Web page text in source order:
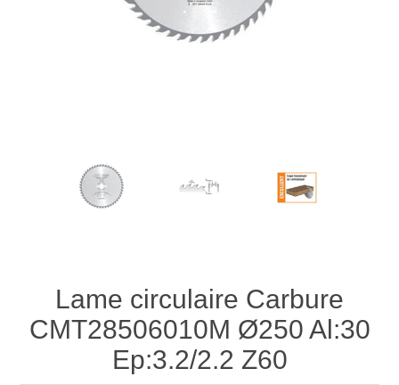
Lame circulaire Carbure
CMT28506010M Ø250 Al:30
Ep:3.2/2.2 Z60